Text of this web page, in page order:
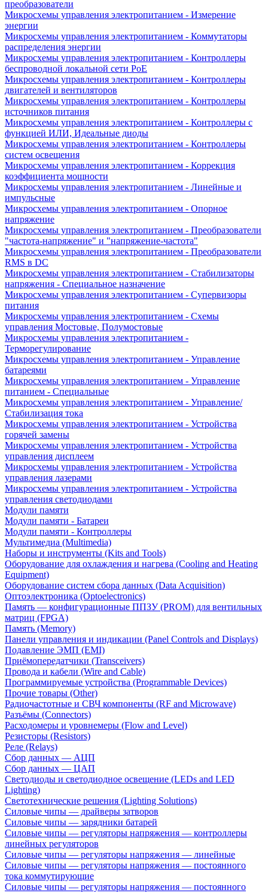
преобразователи
Микросхемы управления электропитанием - Измерение
энергии
Микросхемы управления электропитанием - Коммутаторы
распределения энергии
Микросхемы управления электропитанием - Контроллеры
беспроводной локальной сети PoE
Микросхемы управления электропитанием - Контроллеры
двигателей и вентиляторов
Микросхемы управления электропитанием - Контроллеры
источников питания
Микросхемы управления электропитанием - Контроллеры с
функцией ИЛИ, Идеальные диоды
Микросхемы управления электропитанием - Контроллеры
систем освещения
Микросхемы управления электропитанием - Коррекция
коэффициента мощности
Микросхемы управления электропитанием - Линейные и
импульсные
Микросхемы управления электропитанием - Опорное
напряжение
Микросхемы управления электропитанием - Преобразователи
"частота-напряжение" и "напряжение-частота"
Микросхемы управления электропитанием - Преобразователи
RMS в DC
Микросхемы управления электропитанием - Стабилизаторы
напряжения - Специальное назначение
Микросхемы управления электропитанием - Супервизоры
питания
Микросхемы управления электропитанием - Схемы
управления Мостовые, Полумостовые
Микросхемы управления электропитанием -
Терморегулирование
Микросхемы управления электропитанием - Управление
батареями
Микросхемы управления электропитанием - Управление
питанием - Специальные
Микросхемы управления электропитанием - Управление/
Стабилизация тока
Микросхемы управления электропитанием - Устройства
горячей замены
Микросхемы управления электропитанием - Устройства
управления дисплеем
Микросхемы управления электропитанием - Устройства
управления лазерами
Микросхемы управления электропитанием - Устройства
управления светодиодами
Модули памяти
Модули памяти - Батареи
Модули памяти - Контроллеры
Мультимедиа (Multimedia)
Наборы и инструменты (Kits and Tools)
Оборудование для охлаждения и нагрева (Cooling and Heating
Equipment)
Оборудование систем сбора данных (Data Acquisition)
Оптоэлектроника (Optoelectronics)
Память — конфигурационные ППЗУ (PROM) для вентильных
матриц (FPGA)
Память (Memory)
Панели управления и индикации (Panel Controls and Displays)
Подавление ЭМП (EMI)
Приёмопередатчики (Transceivers)
Провода и кабели (Wire and Cable)
Программируемые устройства (Programmable Devices)
Прочие товары (Other)
Радиочастотные и СВЧ компоненты (RF and Microwave)
Разъёмы (Connectors)
Расходомеры и уровнемеры (Flow and Level)
Резисторы (Resistors)
Реле (Relays)
Сбор данных — АЦП
Сбор данных — ЦАП
Светодиоды и светодиодное освещение (LEDs and LED
Lighting)
Светотехнические решения (Lighting Solutions)
Силовые чипы — драйверы затворов
Силовые чипы — зарядники батарей
Силовые чипы — регуляторы напряжения — контроллеры
линейных регуляторов
Силовые чипы — регуляторы напряжения — линейные
Силовые чипы — регуляторы напряжения — постоянного
тока коммутирующие
Силовые чипы — регуляторы напряжения — постоянного